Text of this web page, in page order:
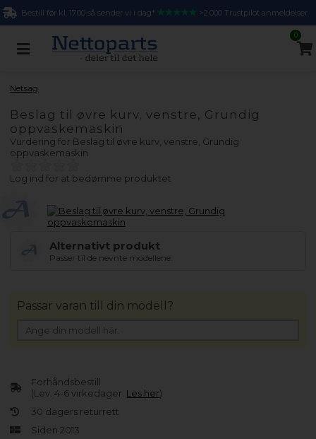
Bestill før kl. 17.00 så sender vi i dag* >2.000 Trustpilot anmeldelser
0
Netsag
Beslag til øvre kurv, venstre, Grundig
oppvaskemaskin
Vurdering for Beslag til øvre kurv, venstre, Grundig
oppvaskemaskin
Log ind for at bedømme produktet
Alternativt produkt
Passer til de nevnte modellene.
Forhåndsbestill
(Lev. 4-6 virkedager. Les her)
30 dagers returrett
Siden 2013
Passar varan till din modell?